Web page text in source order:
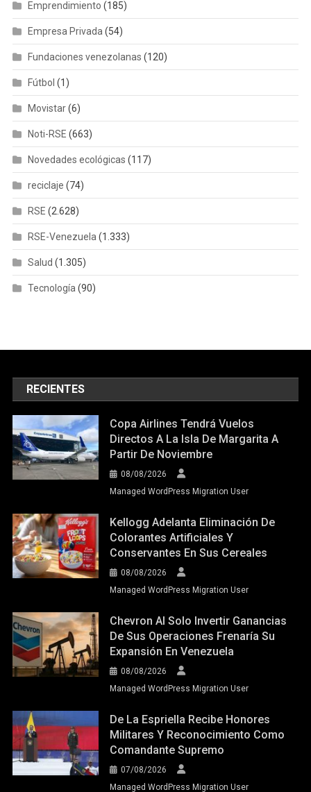
Emprendimiento (185)
Empresa Privada (54)
Fundaciones venezolanas (120)
Fútbol (1)
Movistar(6)
Noti-RSE (663)
Novedades ecológicas (117)
reciclaje (74)
RSE (2.628)
RSE-Venezuela (1.333)
Salud (1.305)
Tecnología (90)
RECIENTES
Copa Airlines Tendrá Vuelos
Directos A La Isla De Margarita A
Partir De Noviembre
08/08/2026
Managed WordPress Migration User
Kellogg Adelanta Eliminación De
Colorantes Artificiales Y
Conservantes En Sus Cereales
08/08/2026
Managed WordPress Migration User
Chevron Al Solo Invertir Ganancias
De Sus Operaciones Frenaría Su
Expansión En Venezuela
08/08/2026
Managed WordPress Migration User
De La Espriella Recibe Honores
Militares Y Reconocimiento Como
Comandante Supremo
07/08/2026
Managed WordPress Migration User